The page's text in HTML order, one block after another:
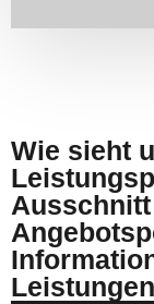
Wie sieht